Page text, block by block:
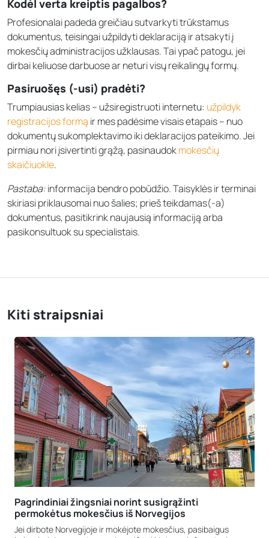
Kodėl verta kreiptis pagalbos?
Profesionalai padeda greičiau sutvarkyti trūkstamus
dokumentus, teisingai užpildyti deklaraciją ir atsakyti į
mokesčių administracijos užklausas. Tai ypač patogu, jei
dirbai keliuose darbuose ar neturi visų reikalingų formų.
Pasiruošęs (-usi) pradėti?
Trumpiausias kelias – užsiregistruoti internetu: užpildyk
registracijos formą ir mes padėsime visais etapais – nuo
dokumentų sukomplektavimo iki deklaracijos pateikimo. Jei
pirmiau nori įsivertinti grąžą, pasinaudokmokesčių
skaičiuokle.
Pastaba:informacija bendro pobūdžio. Taisyklės ir terminai
skiriasi priklausomai nuo šalies; prieš teikdamas(-a)
dokumentus, pasitikrink naujausią informaciją arba
pasikonsultuok su specialistais.
Kiti straipsniai
Pagrindiniai žingsniai norint susigrąžinti
permokėtus mokesčius iš Norvegijos
Jei dirbote Norvegijoje ir mokėjote mokesčius, pasibaigus